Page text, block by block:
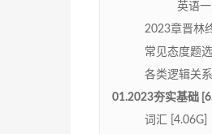
英语
2023章晋林
常见态度题
各类逻辑关
01.2023夯实基础
词汇 [4.06G]